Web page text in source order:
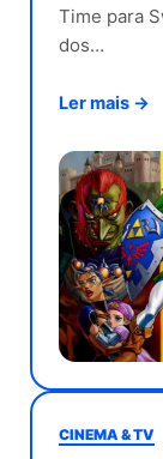
Time para
dos…
Ler mais →
CINEMA & TV